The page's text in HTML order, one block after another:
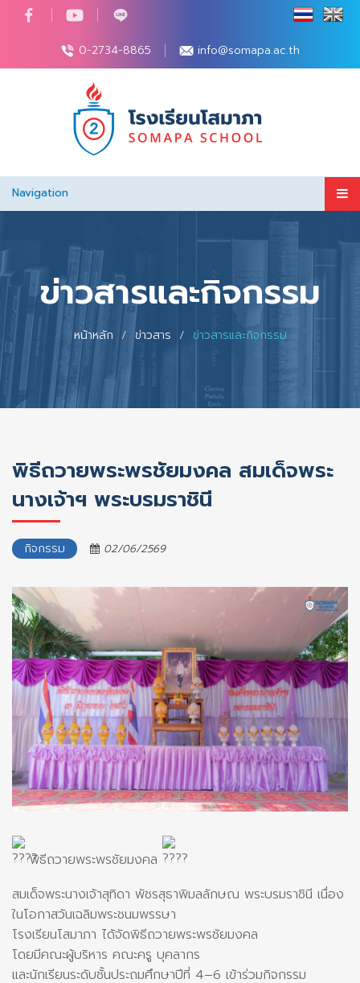
0-2734-8865 info@somapa.ac.th
Navigation
ข่าวสารและกิจกรรม
หน้าหลัก ข่าวสาร ข่าวสารและกิจกรรม
พิธีถวายพระพรชัยมงคล สมเด็จพระ
นางเจ้าฯ พระบรมราชินี
กิจกรรม 02/06/2569
พิธีถวายพระพรชัยมงคล
สมเด็จพระนางเจ้าสุทิดา พัชรสุธาพิมลลักษณ พระบรมราชินี เนื่อง
ในโอกาสวันเฉลิมพระชนมพรรษา
โรงเรียนโสมาภา ได้จัดพิธีถวายพระพรชัยมงคล
โดยมีคณะผู้บริหาร คณะครู บุคลากร
และนักเรียนระดับชั้นประถมศึกษาปีที่ 4–6 เข้าร่วมกิจกรรม